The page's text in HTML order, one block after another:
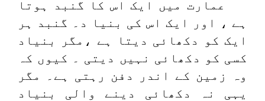
عمارت میں ایک اس کا گنبد ہوتا
ہے ، اور ایک اس کی بنیا د۔ گنبد ہر
ایک کو دکھائی دیتا ہے ،مگر بنیاد
کسی کو دکھائی نہیں دیتی ۔ کیوں کہ
وہ زمین کے اندر دفن رہتی ہے۔ مگر
یہی نہ دکھائی دینے والی بنیاد